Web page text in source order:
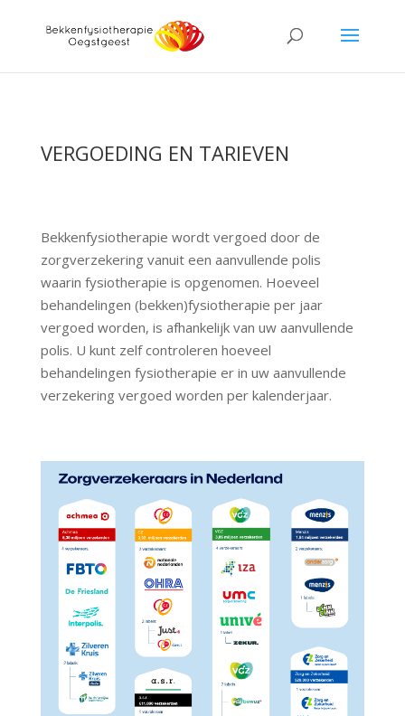
VERGOEDING EN TARIEVEN
Bekkenfysiotherapie wordt vergoed door de
zorgverzekering vanuit een aanvullende polis
waarin fysiotherapie is opgenomen. Hoeveel
behandelingen (bekken)fysiotherapie per jaar
vergoed worden, is afhankelijk van uw aanvullende
polis. U kunt zelf controleren hoeveel
behandelingen fysiotherapie er in uw aanvullende
verzekering vergoed worden per kalenderjaar.